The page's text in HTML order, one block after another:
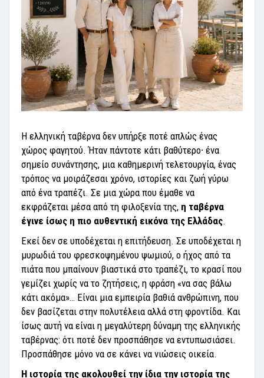
Η ελληνική ταβέρνα δεν υπήρξε ποτέ απλώς ένας
χώρος φαγητού. Ήταν πάντοτε κάτι βαθύτερο∙ ένα
σημείο συνάντησης, μια καθημερινή τελετουργία, ένας
τρόπος να μοιράζεσαι χρόνο, ιστορίες και ζωή γύρω
από ένα τραπέζι. Σε μια χώρα που έμαθε να
εκφράζεται μέσα από τη φιλοξενία της, η ταβέρνα
έγινε ίσως η πιο αυθεντική εικόνα της Ελλάδας.
Εκεί δεν σε υποδέχεται η επιτήδευση. Σε υποδέχεται η
μυρωδιά του φρεσκοψημένου ψωμιού, ο ήχος από τα
πιάτα που μπαίνουν βιαστικά στο τραπέζι, το κρασί που
γεμίζει χωρίς να το ζητήσεις, η φράση «να σας βάλω
κάτι ακόμα»… Είναι μια εμπειρία βαθιά ανθρώπινη, που
δεν βασίζεται στην πολυτέλεια αλλά στη φροντίδα. Και
ίσως αυτή να είναι η μεγαλύτερη δύναμη της ελληνικής
ταβέρνας: ότι ποτέ δεν προσπάθησε να εντυπωσιάσει.
Προσπάθησε μόνο να σε κάνει να νιώσεις οικεία.
Η ιστορία της ακολουθεί την ίδια την ιστορία της